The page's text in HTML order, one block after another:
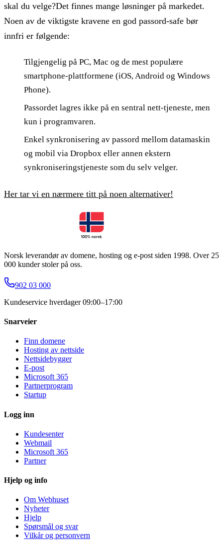
skal du velge?Det finnes mange løsninger på markedet.
Noen av de viktigste kravene en god passord-safe bør
innfri er følgende:
Tilgjengelig på PC, Mac og de mest populære
smartphone-plattformene (iOS, Android og Windows
Phone).
Passordet lagres ikke på en sentral nett-tjeneste, men
kun i programvaren.
Enkel synkronisering av passord mellom datamaskin
og mobil via Dropbox eller annen ekstern
synkroniseringstjeneste som du selv velger.
Her tar vi en nærmere titt på noen alternativer!
Norsk leverandør av domene, hosting og e-post siden 1998. Over 25
000 kunder stoler på oss.
902 03 000
Kundeservice hverdager 09:00–17:00
Snarveier
Finn domene
Hosting av nettside
Nettsidebygger
E-post
Microsoft 365
Partnerprogram
Startup
Logg inn
Kundesenter
Webmail
Microsoft 365
Partner
Hjelp og info
Om Webhuset
Nyheter
Hjelp
Spørsmål og svar
Vilkår og personvern